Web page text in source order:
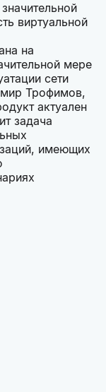
виртуальной
на
мере
сети
Трофимов,
актуален
задача
имеющих